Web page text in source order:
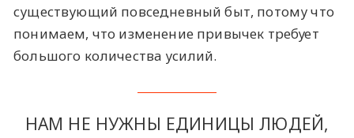
существующий повседневный быт, потому что
понимаем, что изменение привычек требует
большого количества усилий.
НАМ НЕ НУЖНЫ ЕДИНИЦЫ ЛЮДЕЙ,